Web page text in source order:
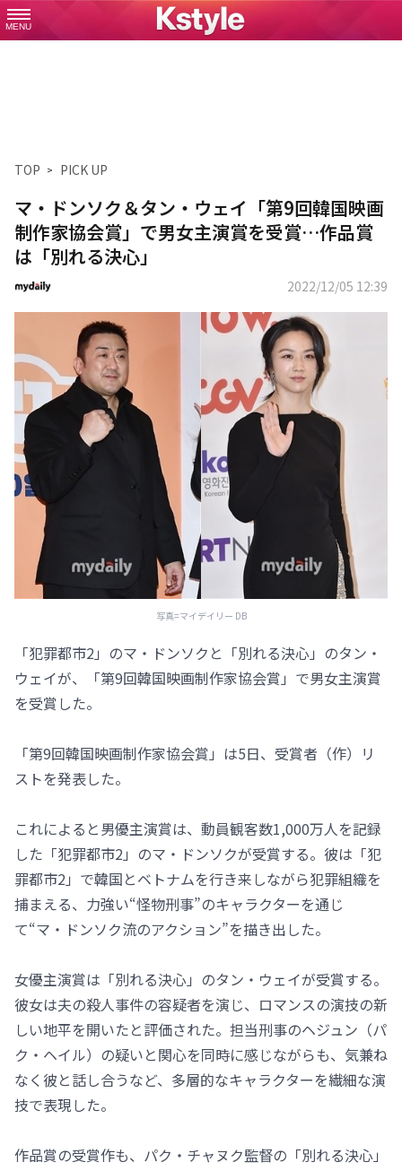
MENU
TOP PICK UP
マ・ドンソク＆タン・ウェイ「第9回韓国映画
制作家協会賞」で男女主演賞を受賞…作品賞
は「別れる決心」
2022/12/05 12:39
写真=マイデイリー DB
「犯罪都市2」のマ・ドンソクと「別れる決心」のタン・
ウェイが、「第9回韓国映画制作家協会賞」で男女主演賞
を受賞した。
「第9回韓国映画制作家協会賞」は5日、受賞者（作）リ
ストを発表した。
これによると男優主演賞は、動員観客数1,000万人を記録
した「犯罪都市2」のマ・ドンソクが受賞する。彼は「犯
罪都市2」で韓国とベトナムを行き来しながら犯罪組織を
捕まえる、力強い“怪物刑事”のキャラクターを通じ
て“マ・ドンソク流のアクション”を描き出した。
女優主演賞は「別れる決心」のタン・ウェイが受賞する。
彼女は夫の殺人事件の容疑者を演じ、ロマンスの演技の新
しい地平を開いたと評価された。担当刑事のヘジュン（パ
ク・ヘイル）の疑いと関心を同時に感じながらも、気兼ね
なく彼と話し合うなど、多層的なキャラクターを繊細な演
技で表現した。
作品賞の受賞作も、パク・チャヌク監督の「別れる決心」